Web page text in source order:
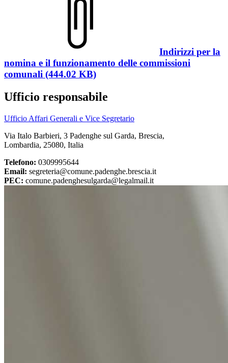
Indirizzi per la
nomina e il funzionamento delle commissioni
comunali (444.02 KB)
Ufficio responsabile
Ufficio Affari Generali e Vice Segretario
Via Italo Barbieri, 3 Padenghe sul Garda, Brescia,
Lombardia, 25080, Italia
Telefono: 0309995644
Email: segreteria@comune.padenghe.brescia.it
PEC: comune.padenghesulgarda@legalmail.it